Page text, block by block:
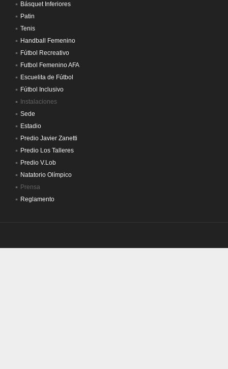
Básquet Inferiores
Patin
Tenis
Handball Femenino
Fútbol Recreativo
Futbol Femenino AFA
Escuelita de Fútbol
Fútbol Inclusivo
Instalaciones
Sede
Estadio
Predio Javier Zanetti
Predio Los Talleres
Predio V.Lob
Natatorio Olímpico
Prensa
Reglamento